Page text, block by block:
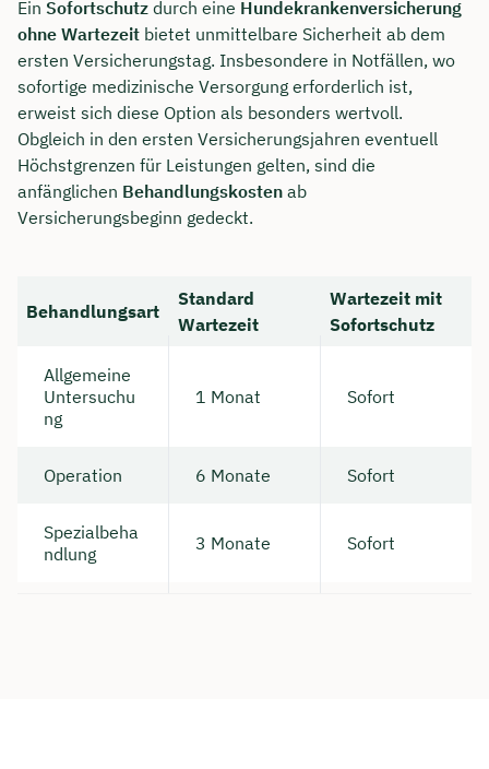
Ein Sofortschutz durch eine Hundekrankenversicherung
ohne Wartezeit bietet unmittelbare Sicherheit ab dem
ersten Versicherungstag. Insbesondere in Notfällen, wo
sofortige medizinische Versorgung erforderlich ist,
erweist sich diese Option als besonders wertvoll.
Obgleich in den ersten Versicherungsjahren eventuell
Höchstgrenzen für Leistungen gelten, sind die
anfänglichen Behandlungskosten ab
Versicherungsbeginn gedeckt.
Behandlungsart
Standard
Wartezeit
Wartezeit mit
Sofortschutz
Allgemeine
Untersuchu
ng
1 Monat Sofort
Operation 6 Monate Sofort
Spezialbeha
ndlung
3 Monate Sofort
Dauer: ca. 30 Minuten
Kostenfrei & unverbindlich
🗓️ Wählen Sie jetzt Ihren Wunschtermin:
Meeting buchen